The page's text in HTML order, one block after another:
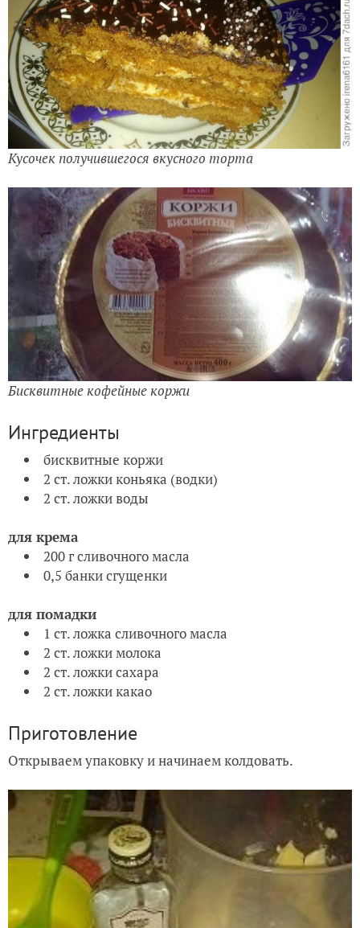
Кусочек получившегося вкусного торта
Бисквитные кофейные коржи
Ингредиенты
бисквитные коржи
2 ст. ложки коньяка (водки)
2 ст. ложки воды
для крема
200 г сливочного масла
0,5 банки сгущенки
для помадки
1 ст. ложка сливочного масла
2 ст. ложки молока
2 ст. ложки сахара
2 ст. ложки какао
Приготовление
Открываем упаковку и начинаем колдовать.